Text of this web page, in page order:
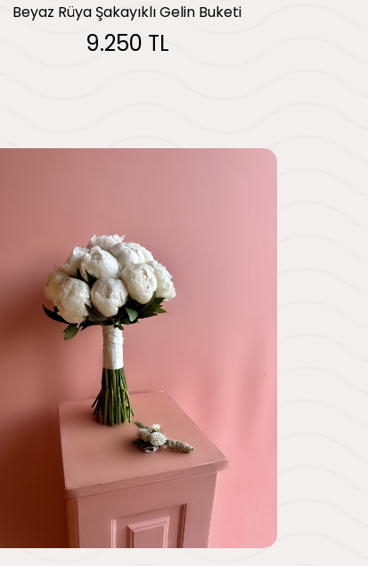
Beyaz Rüya Şakayıklı Gelin Buketi
9.250 TL